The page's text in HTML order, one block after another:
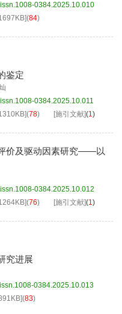
0384.2025.10.010
](84)
鉴定
0384.2025.10.011
](78) [施引文献](1)
价及驱动因素研究——以
0384.2025.10.012
](76) [施引文献](1)
究进展
0384.2025.10.013
](83)